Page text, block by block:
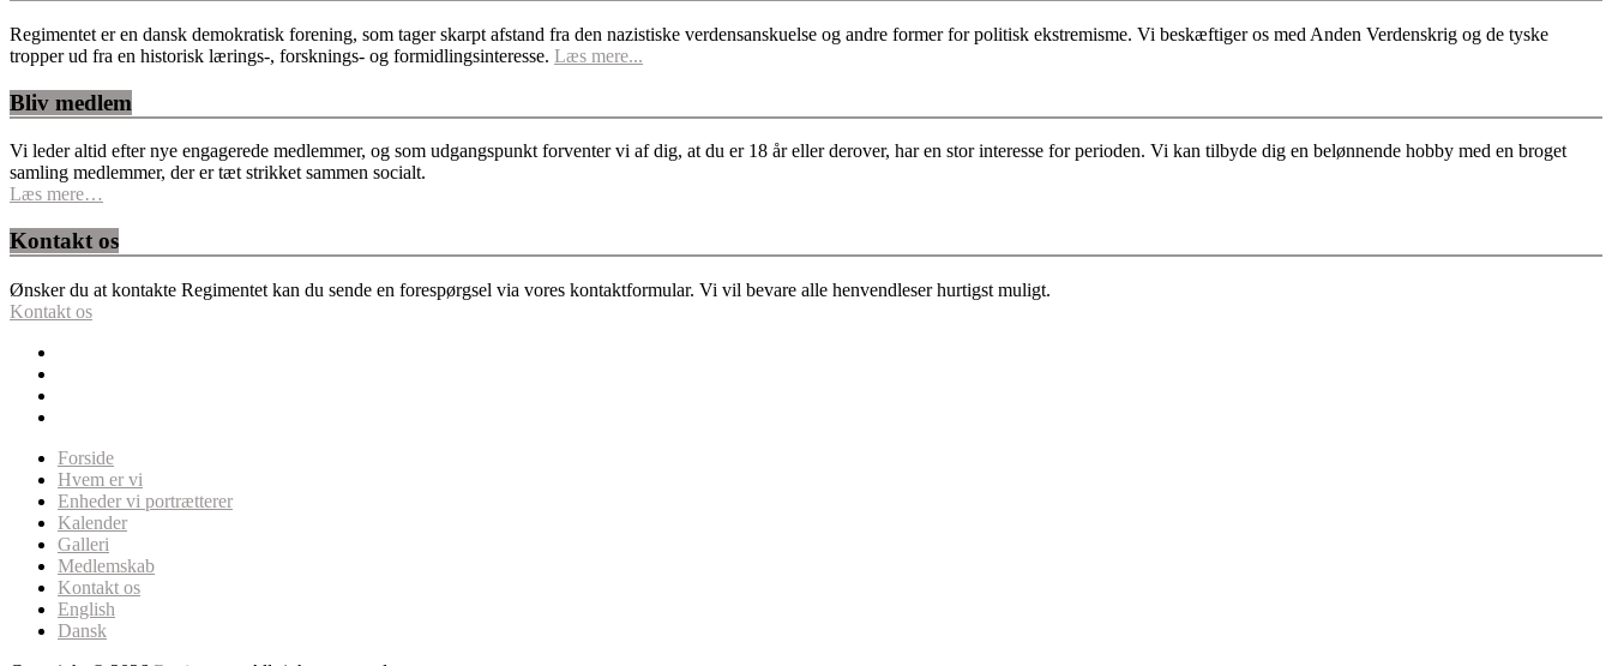
Regimentet er en dansk demokratisk forening, som tager skarpt afstand fra den nazistiske verdensanskuelse og andre former for politisk ekstremisme. Vi beskæftiger os med Anden Verdenskrig og de tyske
tropper ud fra en historisk lærings-, forsknings- og formidlingsinteresse. Læs mere...
Bliv medlem
Vi leder altid efter nye engagerede medlemmer, og som udgangspunkt forventer vi af dig, at du er 18 år eller derover, har en stor interesse for perioden. Vi kan tilbyde dig en belønnende hobby med en broget
samling medlemmer, der er tæt strikket sammen socialt.
Læs mere…
Kontakt os
Ønsker du at kontakte Regimentet kan du sende en forespørgsel via vores kontaktformular. Vi vil bevare alle henvendleser hurtigst muligt.
Kontakt os
Forside
Hvem er vi
Enheder vi portrætterer
Kalender
Galleri
Medlemskab
Kontakt os
English
Dansk